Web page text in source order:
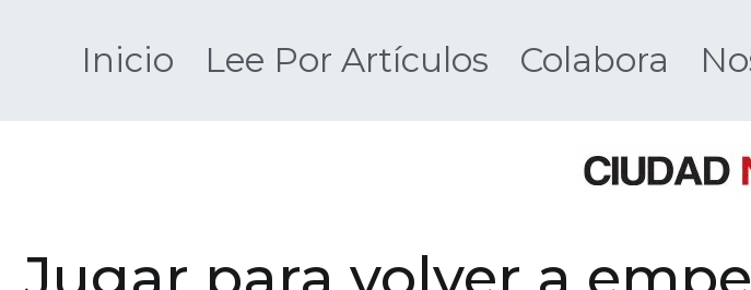
Inicio Lee Por Artículos Colabora